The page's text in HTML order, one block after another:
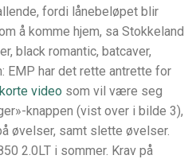
fordi lånebeløpet blir
å komme hjem, sa Stokkeland
black romantic, batcaver,
EMP har det rette antrette for
video som vil være seg
knappen (vist over i bilde 3),
øvelser, samt slette øvelser.
2.0LT i sommer. Krav på